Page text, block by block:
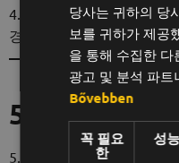
4.4 서비스 제공업체는 수
경우 앰배서더에게 사전에
5. 대사의 의
5.1 앰배서더는 공정하고
당사는 귀하의 당
보를 귀하가 제공
을 통해 수집한
광고 및 분석 파
Bővebben
꼭 필요
한
성